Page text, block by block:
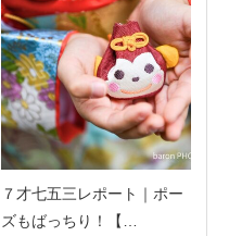
７才七五三レポート｜ポー
ズもばっちり！【…